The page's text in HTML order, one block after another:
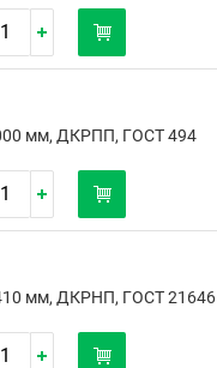
мм, ДКРПП, ГОСТ 494
мм, ДКРНП, ГОСТ 21646